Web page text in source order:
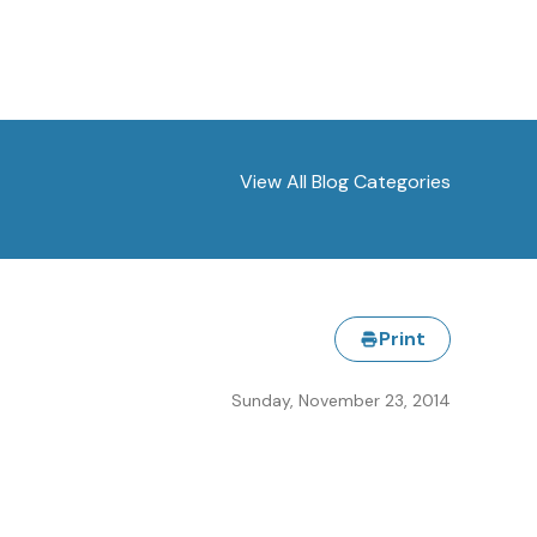
View All Blog Categories
Print
Sunday, November 23, 2014